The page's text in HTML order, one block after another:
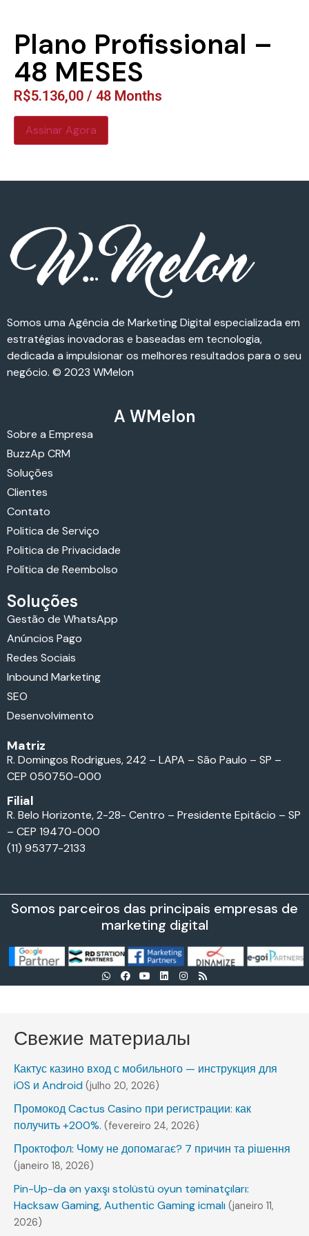
Plano Profissional –
48 MESES
R$5.136,00 / 48 Months
Assinar Agora
Somos uma Agência de Marketing Digital especializada em
estratégias inovadoras e baseadas em tecnologia,
dedicada a impulsionar os melhores resultados para o seu
negócio. © 2023 WMelon
A WMelon
Sobre a Empresa
BuzzAp CRM
Soluções
Clientes
Contato
Politica de Serviço
Politica de Privacidade
Política de Reembolso
Soluções
Gestão de WhatsApp
Anúncios Pago
Redes Sociais
Inbound Marketing
SEO
Desenvolvimento
Matriz
R. Domingos Rodrigues, 242 – LAPA – São Paulo – SP –
CEP 050750-000
Filial
R. Belo Horizonte, 2-28- Centro – Presidente Epitácio – SP
– CEP 19470-000
(11) 95377-2133
Somos parceiros das principais empresas de
marketing digital
Свежие материалы
Кактус казино вход с мобильного — инструкция для
iOS и Android (julho 20, 2026)
Промокод Cactus Casino при регистрации: как
получить +200%. (fevereiro 24, 2026)
Проктофол: Чому не допомагає? 7 причин та рішення
(janeiro 18, 2026)
Pin-Up-da ən yaxşı stolüstü oyun təminatçıları:
Hacksaw Gaming, Authentic Gaming icmalı (janeiro 11,
2026)